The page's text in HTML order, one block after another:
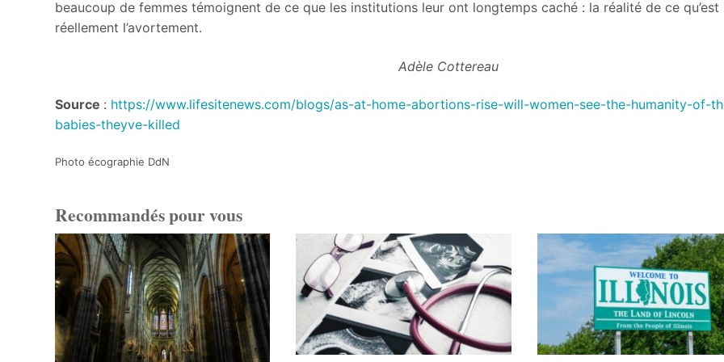
beaucoup de femmes témoignent de ce que les institutions leur ont longtemps caché : la réalité de ce qu’est
réellement l’avortement.
Adèle Cottereau
Source : https://www.lifesitenews.com/blogs/as-at-home-abortions-rise-will-women-see-the-humanity-of-
babies-theyve-killed
Photo écographie DdN
Recommandés pour vous